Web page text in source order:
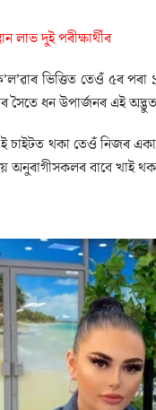
লাভ দুই পৰীক্ষাৰ্থীৰ
ভিত্তিত তেওঁ ৫ৰ পৰা
সৈতে ধন উপাৰ্জনৰ এই
থকা তেওঁ নিজৰ
বাবে খাই